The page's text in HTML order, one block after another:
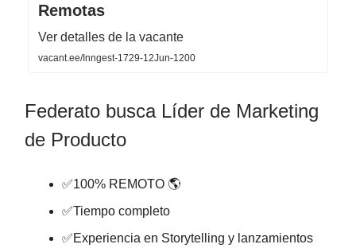
Remotas
Ver detalles de la vacante
vacant.ee/Inngest-1729-12Jun-1200
Federato busca Líder de Marketing
de Producto
✅100% REMOTO 🌎
✅Tiempo completo
✅Experiencia en Storytelling y lanzamientos